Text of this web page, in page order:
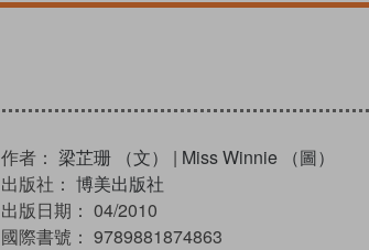
作者： 梁芷珊 （文） | Miss Winnie （圖）
出版社： 博美出版社
出版日期： 04/2010
國際書號： 9789881874863